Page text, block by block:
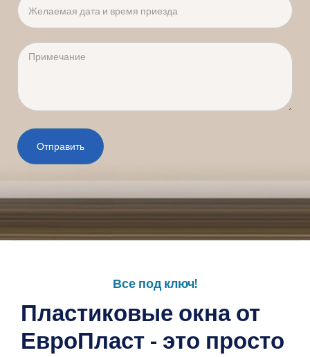
Примечание
Отправить
Все под ключ!
Пластиковые окна от
ЕвроПласт - это просто